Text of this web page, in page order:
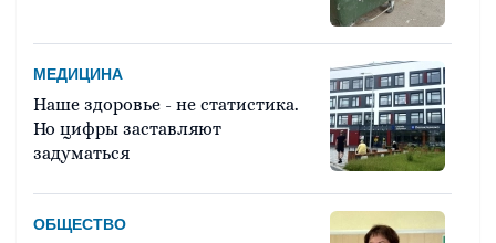
МЕДИЦИНА
Наше здоровье - не статистика.
Но цифры заставляют
задуматься
ОБЩЕСТВО